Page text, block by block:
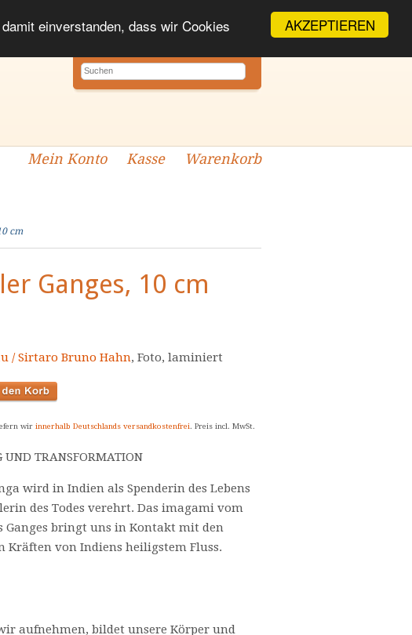
AKZEPTIEREN
einverstanden, dass wir Cookies
Mein Konto Kasse Warenkorb
cm
Ganges, 10 cm
/ Sirtaro Bruno Hahn, Foto, laminiert
wir innerhalb Deutschlands versandkostenfrei. Preis incl. MwSt.
UND TRANSFORMATION
wird in Indien als Spenderin des Lebens
des Todes verehrt. Das imagami vom
Ganges bringt uns in Kontakt mit den
Kräften von Indiens heiligstem Fluss.
aufnehmen, bildet unsere Körper und